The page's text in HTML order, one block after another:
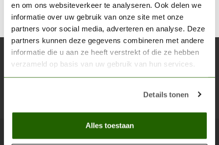
en om ons websiteverkeer te analyseren. Ook delen we
informatie over uw gebruik van onze site met onze
partners voor social media, adverteren en analyse. Deze
partners kunnen deze gegevens combineren met andere
informatie die u aan ze heeft verstrekt of die ze hebben
verzameld op basis van uw gebruik van hun services.
Details tonen
Alles toestaan
Abonneer je op onze nieuwsbrief
Blijf op de hoogte over onze laatste acties